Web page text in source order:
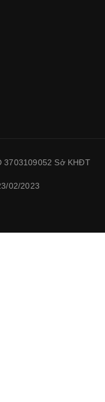
3703109052 Sở KHĐT
02/2023